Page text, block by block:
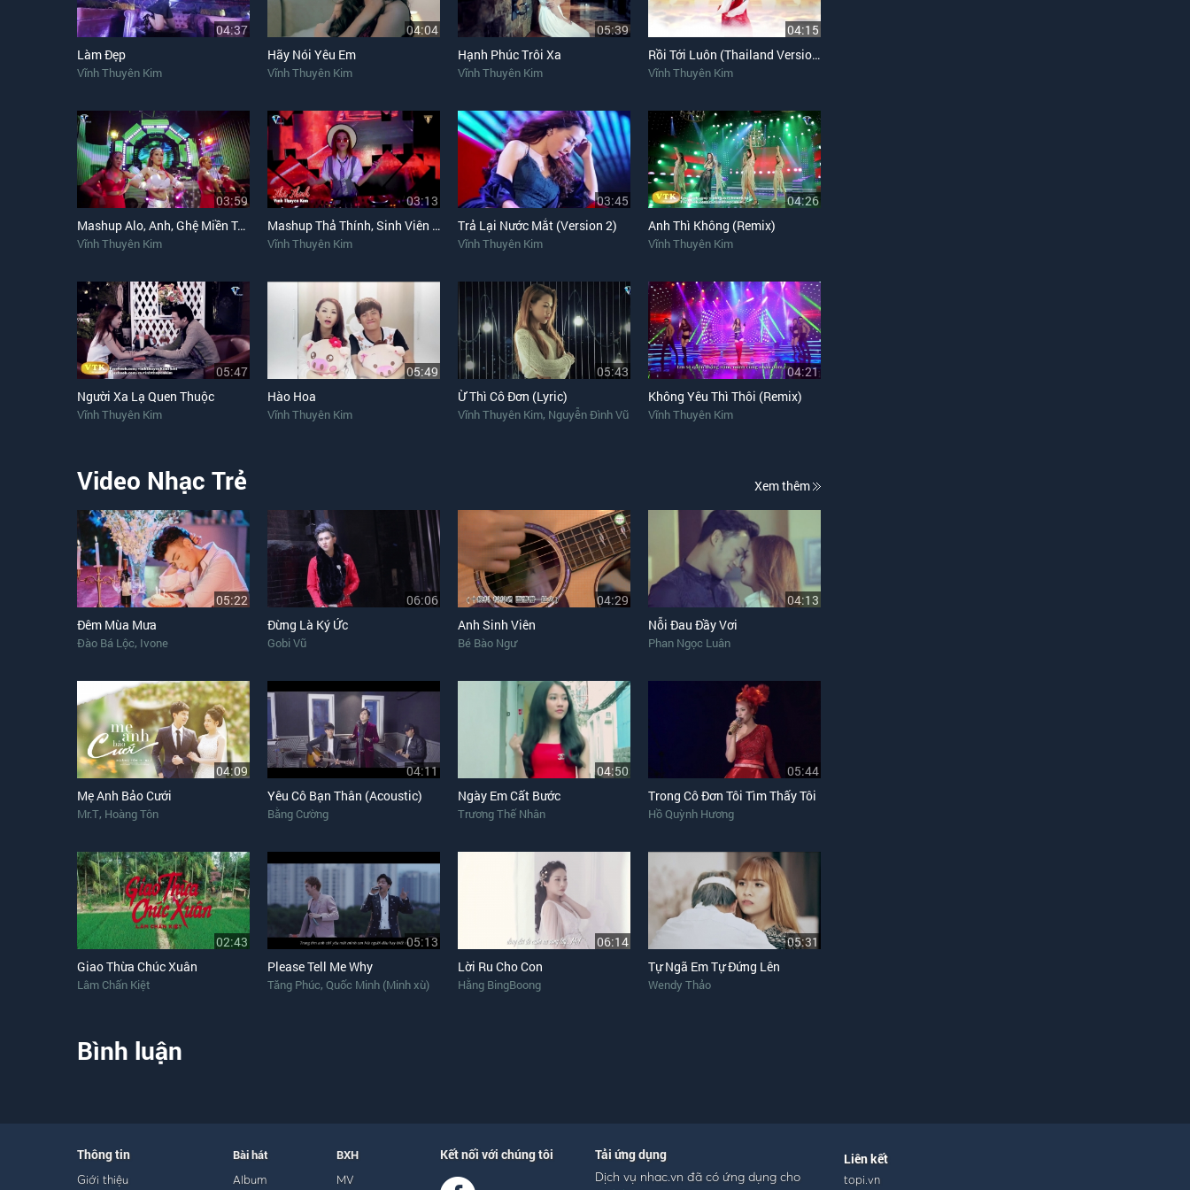
04:37
Làm Đẹp
Vĩnh Thuyên Kim
04:04
Hãy Nói Yêu Em
Vĩnh Thuyên Kim
05:39
Hạnh Phúc Trôi Xa
Vĩnh Thuyên Kim
04:15
Rồi Tới Luôn (Thailand Version)
Vĩnh Thuyên Kim
03:59
Mashup Alo, Anh, Ghệ Miền Tây (Remix)
Vĩnh Thuyên Kim
03:13
Mashup Thả Thính, Sinh Viên Đi Quẩy
Vĩnh Thuyên Kim
03:45
Trả Lại Nước Mắt (Version 2)
Vĩnh Thuyên Kim
04:26
Anh Thì Không (Remix)
Vĩnh Thuyên Kim
05:47
Người Xa Lạ Quen Thuộc
Vĩnh Thuyên Kim
05:49
Hào Hoa
Vĩnh Thuyên Kim
05:43
Ừ Thì Cô Đơn (Lyric)
Vĩnh Thuyên Kim, Nguyễn Đình Vũ
04:21
Không Yêu Thì Thôi (Remix)
Vĩnh Thuyên Kim
Video Nhạc Trẻ Xem thêm
05:22
Đêm Mùa Mưa
Đào Bá Lộc, Ivone
06:06
Đừng Là Ký Ức
Gobi Vũ
04:29
Anh Sinh Viên
Bé Bào Ngư
04:13
Nỗi Đau Đầy Vơi
Phan Ngọc Luân
04:09
Mẹ Anh Bảo Cưới
Mr.T, Hoàng Tôn
04:11
Yêu Cô Bạn Thân (Acoustic)
Bằng Cường
04:50
Ngày Em Cất Bước
Trương Thế Nhân
05:44
Trong Cô Đơn Tôi Tìm Thấy Tôi
Hồ Quỳnh Hương
02:43
Giao Thừa Chúc Xuân
Lâm Chấn Kiệt
05:13
Please Tell Me Why
Tăng Phúc, Quốc Minh (Minh xù)
06:14
Lời Ru Cho Con
Hằng BingBoong
05:31
Tự Ngã Em Tự Đứng Lên
Wendy Thảo
Bình luận
Thông tin
Giới thiệu
Bài hát
Album
BXH
MV
Kết nối với chúng tôi Tải ứng dụng
Dịch vụ nhac.vn đã có ứng dụng cho
Liên kết
topi.vn